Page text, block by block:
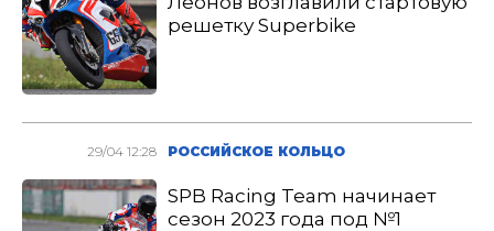
решетку Superbike
29/04 12:28 РОССИЙСКОЕ КОЛЬЦО
SPB Racing Team начинает
сезон 2023 года под №1